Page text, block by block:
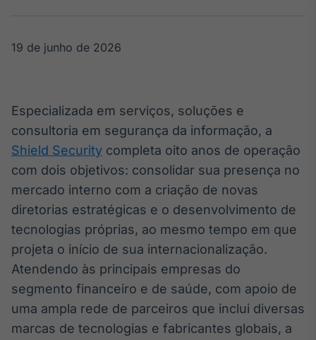
Broadcast
White Label
Plataforma para
conteúdos
personalizados
Soluções de Dados
e Conteúdos
Broadcast
OTC
Plataforma para
negociação de
ativos
19 de junho de 2026
Especializada em serviços, soluções e
consultoria em segurança da informação, a
Shield Security completa oito anos de operação
com dois objetivos: consolidar sua presença no
mercado interno com a criação de novas
diretorias estratégicas e o desenvolvimento de
tecnologias próprias, ao mesmo tempo em que
projeta o início de sua internacionalização.
Atendendo às principais empresas do
segmento financeiro e de saúde, com apoio de
uma ampla rede de parceiros que inclui diversas
marcas de tecnologias e fabricantes globais, a